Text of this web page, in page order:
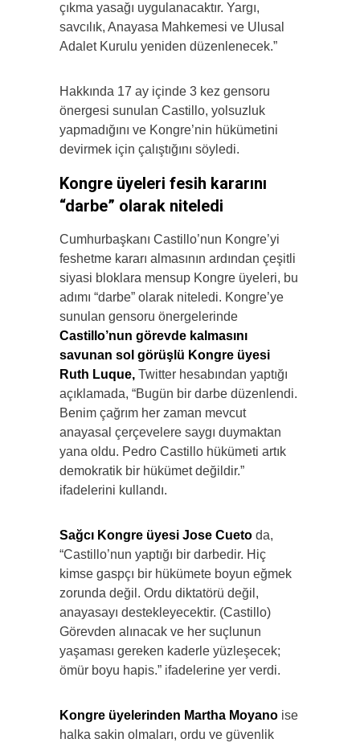
çıkma yasağı uygulanacaktır. Yargı,
savcılık, Anayasa Mahkemesi ve Ulusal
Adalet Kurulu yeniden düzenlenecek.”
Hakkında 17 ay içinde 3 kez gensoru
önergesi sunulan Castillo, yolsuzluk
yapmadığını ve Kongre’nin hükümetini
devirmek için çalıştığını söyledi.
Kongre üyeleri fesih kararını
“darbe” olarak niteledi
Cumhurbaşkanı Castillo’nun Kongre’yi
feshetme kararı almasının ardından çeşitli
siyasi bloklara mensup Kongre üyeleri, bu
adımı “darbe” olarak niteledi. Kongre’ye
sunulan gensoru önergelerinde
Castillo’nun görevde kalmasını
savunan sol görüşlü Kongre üyesi
Ruth Luque, Twitter hesabından yaptığı
açıklamada, “Bugün bir darbe düzenlendi.
Benim çağrım her zaman mevcut
anayasal çerçevelere saygı duymaktan
yana oldu. Pedro Castillo hükümeti artık
demokratik bir hükümet değildir.”
ifadelerini kullandı.
Sağcı Kongre üyesi Jose Cueto da,
“Castillo’nun yaptığı bir darbedir. Hiç
kimse gaspçı bir hükümete boyun eğmek
zorunda değil. Ordu diktatörü değil,
anayasayı destekleyecektir. (Castillo)
Görevden alınacak ve her suçlunun
yaşaması gereken kaderle yüzleşecek;
ömür boyu hapis.” ifadelerine yer verdi.
Kongre üyelerinden Martha Moyano ise
halka sakin olmaları, ordu ve güvenlik